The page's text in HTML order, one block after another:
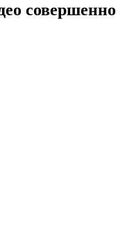
совершенно